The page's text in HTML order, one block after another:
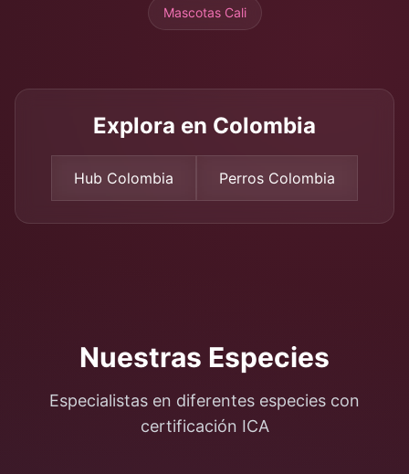
Mascotas Cali
Explora en Colombia
Hub Colombia Perros Colombia
Nuestras Especies
Especialistas en diferentes especies con
certificación ICA